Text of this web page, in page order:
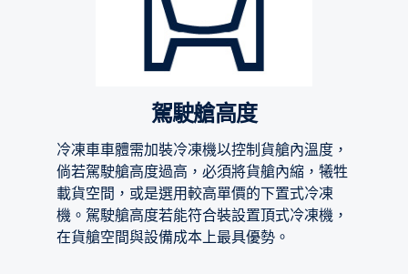
駕駛艙高度
冷凍車車體需加裝冷凍機以控制貨艙內溫度，
倘若駕駛艙高度過高，必須將貨艙內縮，犧牲
載貨空間，或是選用較高單價的下置式冷凍
機。駕駛艙高度若能符合裝設置頂式冷凍機，
在貨艙空間與設備成本上最具優勢。